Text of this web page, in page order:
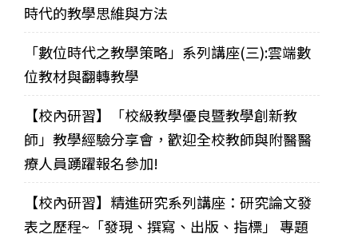
時代的教學思維與方法
「數位時代之教學策略」系列講座(三):雲端數
位教材與翻轉教學
【校內研習】「校級教學優良暨教學創新教
師」教學經驗分享會，歡迎全校教師與附醫醫
療人員踴躍報名參加!
【校內研習】精進研究系列講座：研究論文發
表之歷程~「發現、撰寫、出版、指標」 專題